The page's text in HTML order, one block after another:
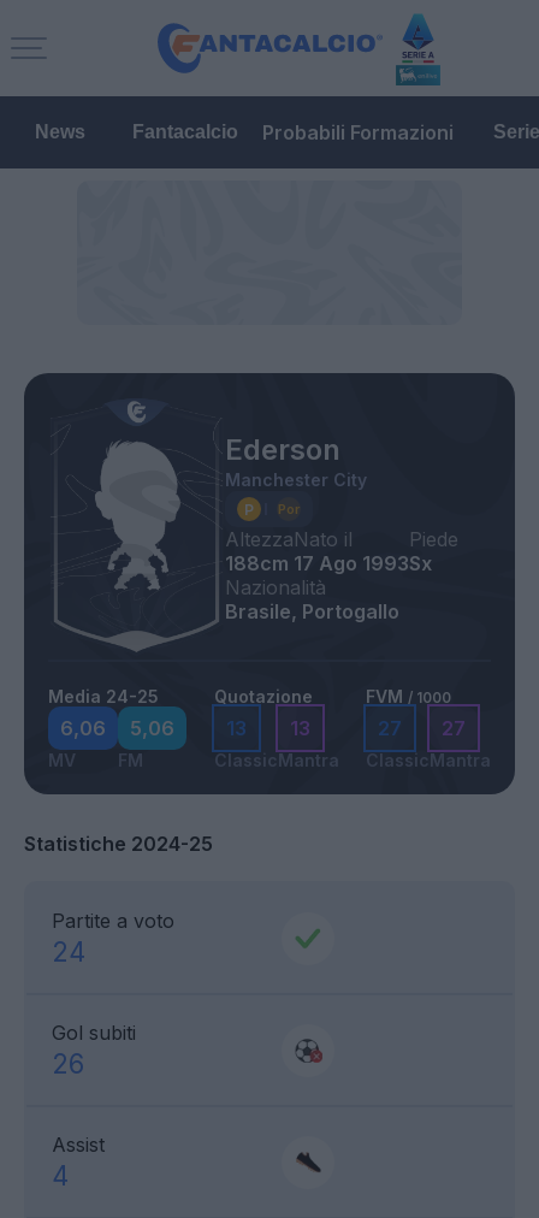
News Fantacalcio Probabili Formazioni
Ederson
Manchester City
Altezza
188cm
Nato il
17 Ago 1993
Piede
Sx
Nazionalità
Brasile, Portogallo
Media 24-25
6,06
MV
5,06
FM
Quotazione
13
Classic
13
Mantra
FVM / 1000
27
Classic
27
Mantra
Statistiche 2024-25
Partite a voto
24
Gol subiti
26
Assist
4